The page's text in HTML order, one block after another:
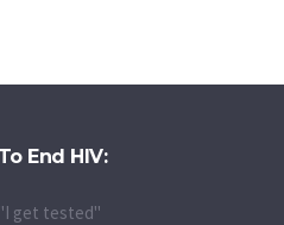
End HIV:
get tested"